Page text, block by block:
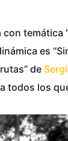
con temática
es
de
todos los